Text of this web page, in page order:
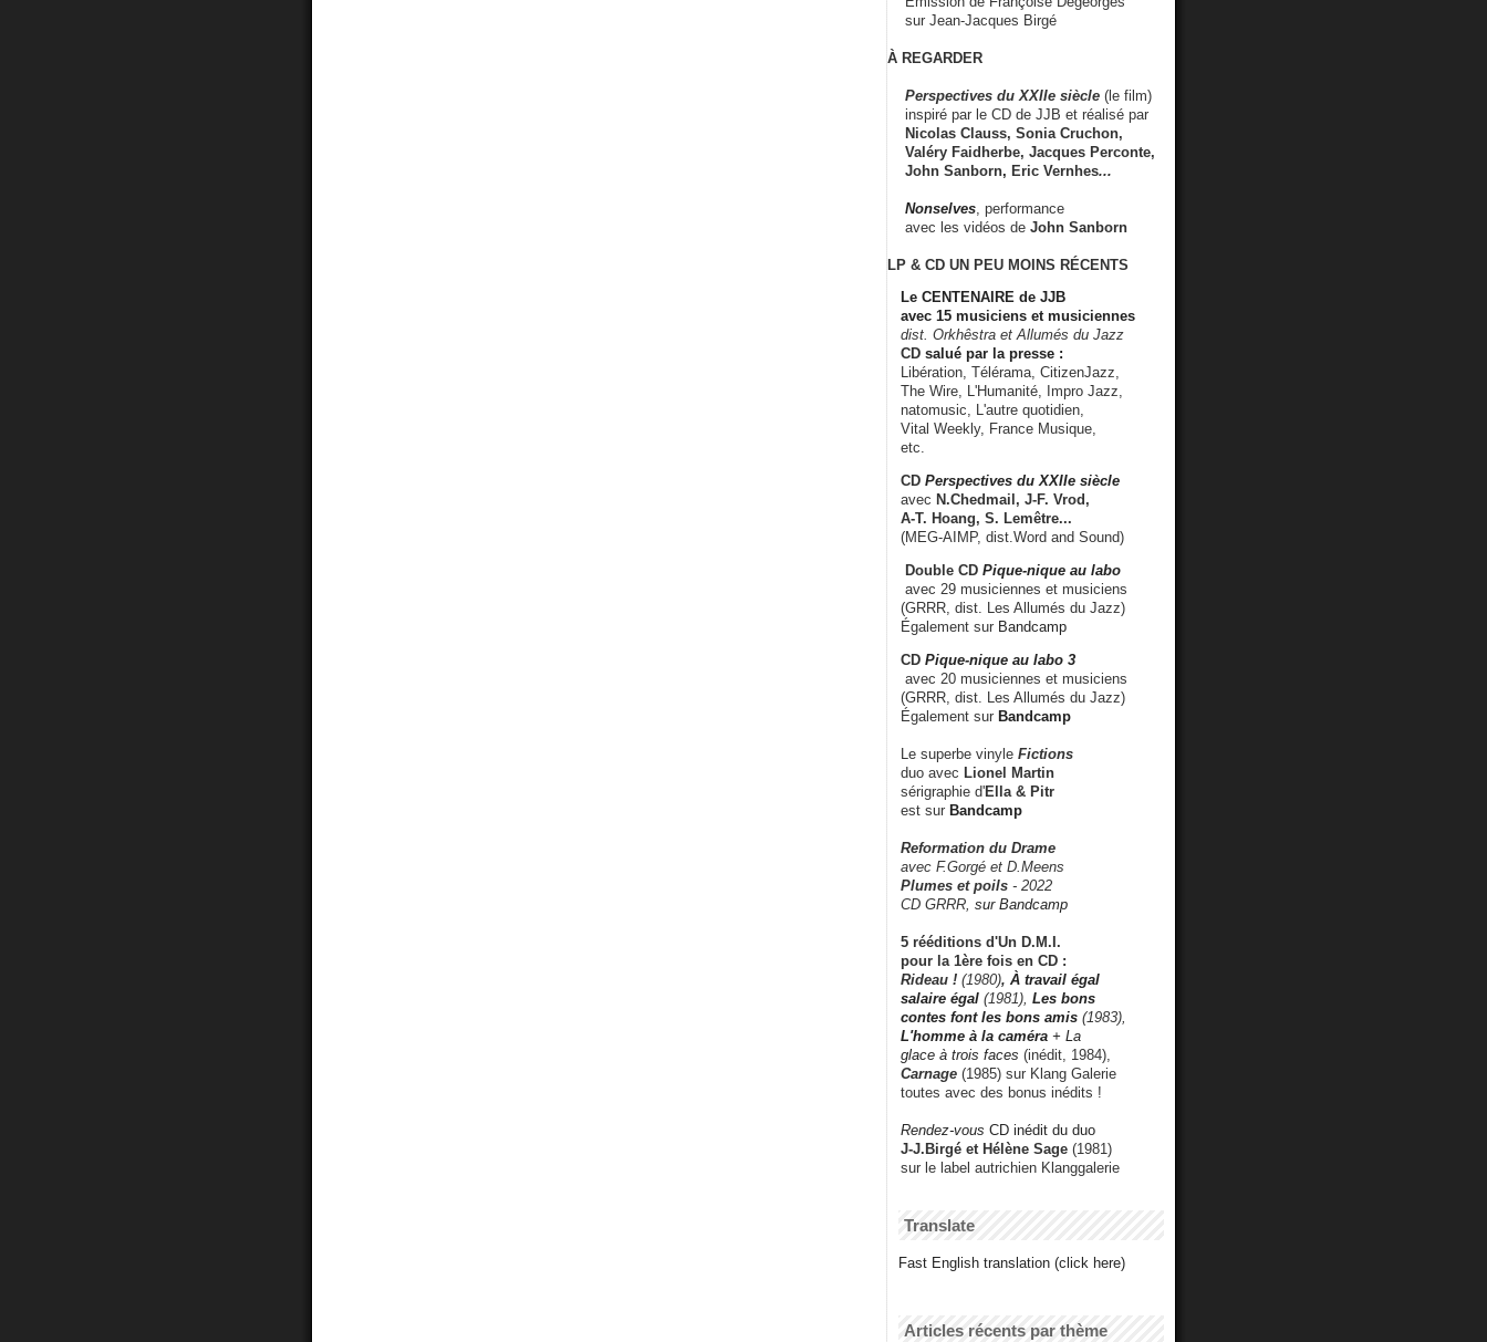
sur Jean-Jacques Birgé
À REGARDER
Perspectives du XXIIe siècle (le film)
inspiré par le CD de JJB et réalisé par
Nicolas Clauss, Sonia Cruchon,
Valéry Faidherbe, Jacques Perconte,
John Sanborn, Eric Vernhes...
Nonselves , performance
avec les vidéos de John Sanborn
LP & CD UN PEU MOINS RÉCENTS
Le CENTENAIRE de JJB
avec 15 musiciens et musiciennes
dist. Orkhêstra et Allumés du Jazz
CD salué par la presse :
Libération, Télérama, CitizenJazz,
The Wire, L'Humanité, Impro Jazz,
natomusic, L'autre quotidien,
Vital Weekly, France Musique,
etc.
CD Perspectives du XXIIe siècle
avec N.Chedmail, J-F. Vrod,
A-T. Hoang, S. Lemêtre...
(MEG-AIMP, dist.Word and Sound)
Double CD Pique-nique au labo
avec 29 musiciennes et musiciens
(GRRR, dist. Les Allumés du Jazz)
Également sur Bandcamp
CD Pique-nique au labo 3
avec 20 musiciennes et musiciens
(GRRR, dist. Les Allumés du Jazz)
Également sur Bandcamp
Le superbe vinyle Fictions
duo avec Lionel Martin
sérigraphie d'Ella & Pitr
est sur Bandcamp
Reformation du Drame
avec F.Gorgé et D.Meens
Plumes et poils - 2022
CD GRRR, sur Bandcamp
5 rééditions d'Un D.M.I.
pour la 1ère fois en CD :
Rideau ! (1980), À travail égal
salaire égal (1981), Les bons
contes font les bons amis (1983),
L'homme à la caméra + La
glace à trois faces (inédit, 1984),
Carnage (1985) sur Klang Galerie
toutes avec des bonus inédits !
Rendez-vous CD inédit du duo
J-J.Birgé et Hélène Sage (1981)
sur le label autrichien Klanggalerie
Translate
Fast English translation (click here)
Articles récents par thème